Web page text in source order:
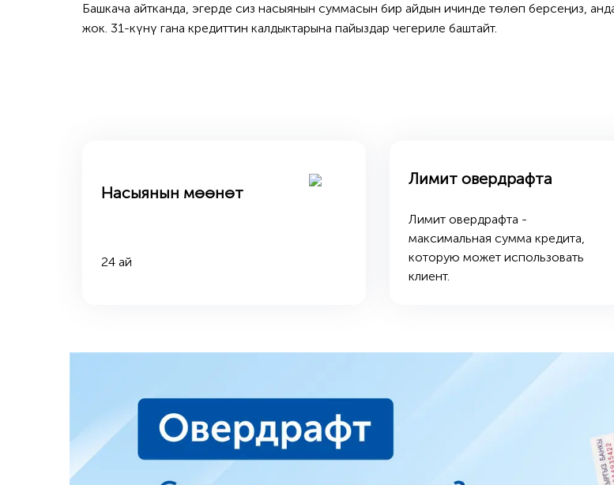
Башкача айтканда, эгерде сиз насыянын суммасын бир айдын ичинде төлөп берсеңиз,
жок. 31-күнү гана кредиттин калдыктарына пайыздар чегериле баштайт.
Насыянын мөөнөт
24 ай
Лимит овердрафта
Лимит овердрафта -
максимальная сумма кредита,
которую может использовать
клиент.